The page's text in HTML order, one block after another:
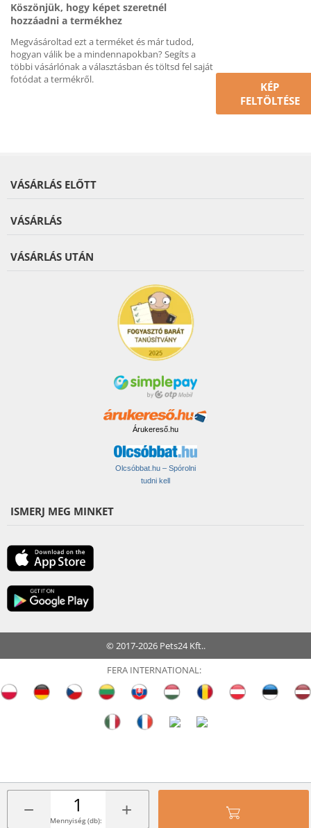
− +
Mennyiség (db):
Köszönjük, hogy képet szeretnél
hozzáadni a termékhez
Megvásároltad ezt a terméket és már tudod,
hogyan válik be a mindennapokban? Segíts a
többi vásárlónak a választásban és töltsd fel saját
fotódat a termékről.
KÉP
FELTÖLTÉSE
VÁSÁRLÁS ELŐTT
VÁSÁRLÁS
VÁSÁRLÁS UTÁN
Árukereső.hu
Olcsóbbat.hu – Spórolni
tudni kell
ISMERJ MEG MINKET
© 2017-2026 Pets24 Kft..
FERA INTERNATIONAL: